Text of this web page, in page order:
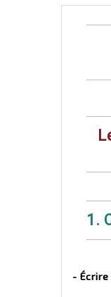
1.
-